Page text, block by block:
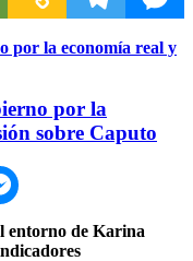
por la
sobre Caputo
entorno de Karina